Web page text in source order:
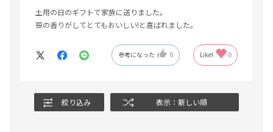
土用の日のギフトで家族に送りました。
笹の香りがしてとてもおいしい!と喜ばれました。
参考になった 0 Like! 0
絞り込み 表示：新しい順